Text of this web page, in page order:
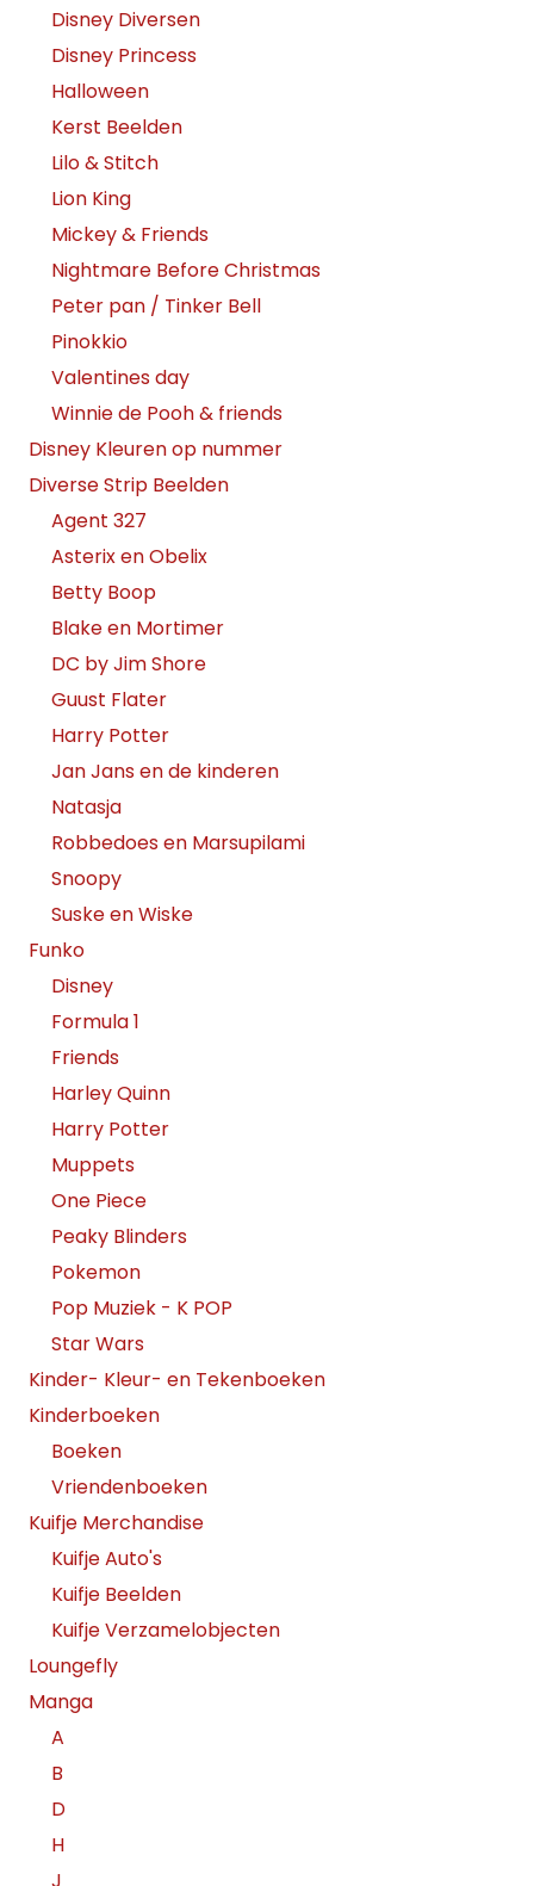
Disney Diversen
Disney Princess
Halloween
Kerst Beelden
Lilo & Stitch
Lion King
Mickey & Friends
Nightmare Before Christmas
Peter pan / Tinker Bell
Pinokkio
Valentines day
Winnie de Pooh & friends
Disney Kleuren op nummer
Diverse Strip Beelden
Agent 327
Asterix en Obelix
Betty Boop
Blake en Mortimer
DC by Jim Shore
Guust Flater
Harry Potter
Jan Jans en de kinderen
Natasja
Robbedoes en Marsupilami
Snoopy
Suske en Wiske
Funko
Disney
Formula 1
Friends
Harley Quinn
Harry Potter
Muppets
One Piece
Peaky Blinders
Pokemon
Pop Muziek - K POP
Star Wars
Kinder- Kleur- en Tekenboeken
Kinderboeken
Boeken
Vriendenboeken
Kuifje Merchandise
Kuifje Auto's
Kuifje Beelden
Kuifje Verzamelobjecten
Loungefly
Manga
A
B
D
H